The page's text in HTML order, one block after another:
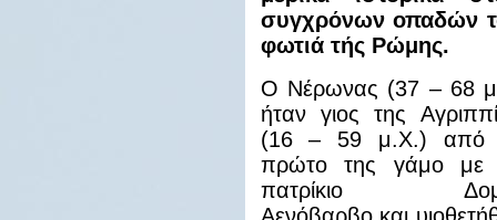
συγχρόνων οπαδών
φωτιά τής Ρώμης.
Ο Νέρωνας (37 – 68
ήταν γιος της
(16 – 59 μ.Χ.) από
πρώτο της γάμο με
πατρίκιο